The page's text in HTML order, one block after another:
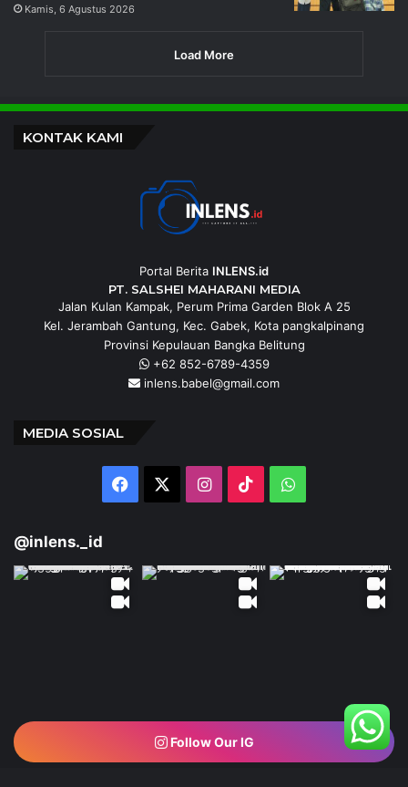
Kamis, 6 Agustus 2026
Load More
KONTAK KAMI
Portal Berita INLENS.id
PT. SALSHEI MAHARANI MEDIA
Jalan Kulan Kampak, Perum Prima Garden Blok A 25
Kel. Jerambah Gantung, Kec. Gabek, Kota pangkalpinang
Provinsi Kepulauan Bangka Belitung
+62 852-6789-4359
inlens.babel@gmail.com
MEDIA SOSIAL
Facebook Instagram
TikTokWhatsApp
@inlens._id
Redaksi Disclaimer
Kebijakan Privasi